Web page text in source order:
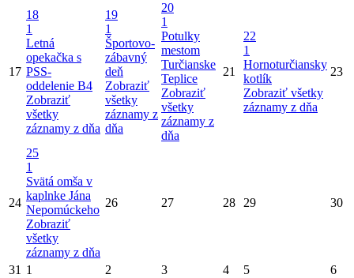
17
18
1
Letná
opekačka s
PSS-
oddelenie B4
Zobraziť
všetky
záznamy z dňa
19
1
Športovo-
zábavný
deň
Zobraziť
všetky
záznamy z
dňa
20
1
Potulky
mestom
Turčianske
Teplice
Zobraziť
všetky
záznamy z
dňa
21
22
1
Hornoturčiansky
kotlík
Zobraziť všetky
záznamy z dňa
23
24
25
1
Svätá omša v
kaplnke Jána
Nepomúckeho
Zobraziť
všetky
záznamy z dňa
26 27 28 29 30
31 1 2 3 4 5 6